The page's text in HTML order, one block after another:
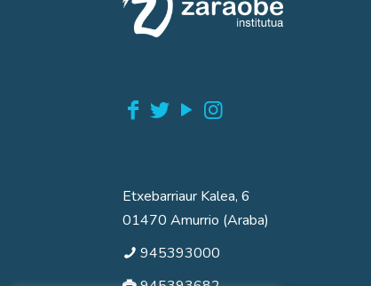
Etxebarriaur Kalea, 6
01470 Amurrio (Araba)
945393000